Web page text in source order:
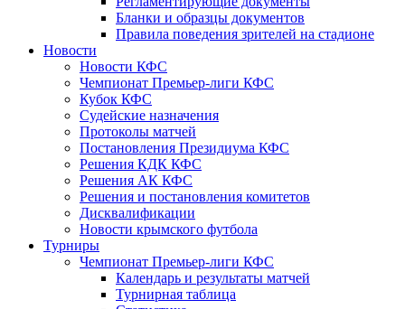
Бланки и образцы документов
Правила поведения зрителей на стадионе
Новости
Новости КФС
Чемпионат Премьер-лиги КФС
Кубок КФС
Судейские назначения
Протоколы матчей
Постановления Президиума КФС
Решения КДК КФС
Решения АК КФС
Решения и постановления комитетов
Дисквалификации
Новости крымского футбола
Турниры
Чемпионат Премьер-лиги КФС
Календарь и результаты матчей
Турнирная таблица